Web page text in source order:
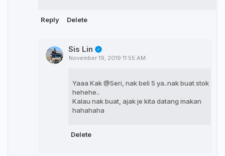
Reply Delete
Sis Lin
November 19, 2019 11:55 AM
Yaaa Kak @Seri, nak beli 5 ya..nak buat stok
hehehe..
Kalau nak buat, ajak je kita datang makan
hahahaha
Delete